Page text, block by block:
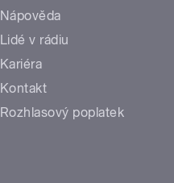
Nápověda
Lidé v rádiu
Kariéra
Kontakt
Rozhlasový poplatek